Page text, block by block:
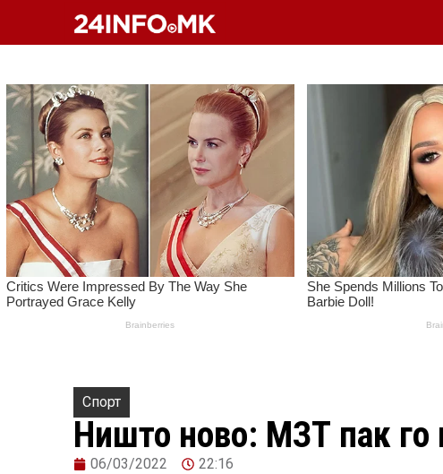
Спорт
Ништо ново: МЗТ пак го
06/03/2022 22:16